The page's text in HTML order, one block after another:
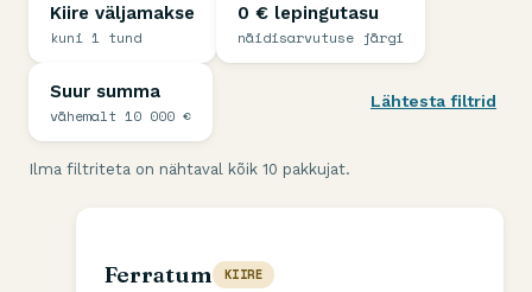
Kiire väljamakse
kuni 1 tund
0 € lepingutasu
näidisarvutuse järgi
Suur summa
vähemalt 10 000 €
Ilma filtriteta on nähtaval kõik 10 pakkujat.
Ferratum KIIRE